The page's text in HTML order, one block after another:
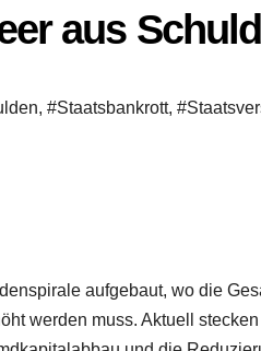
aus
, #Staatsbankrott,
aufgebaut, wo die
werden muss. Aktuell